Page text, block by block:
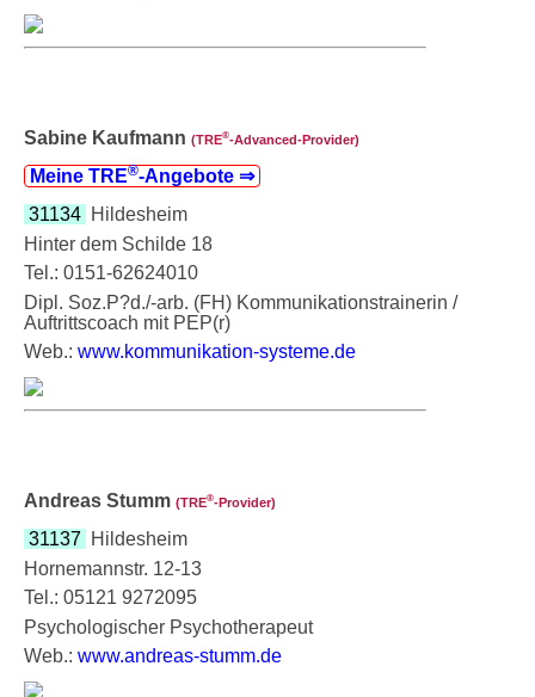
Sabine Kaufmann (TRE®‑Advanced-Provider)
Meine TRE®‑Angebote ⇒
31134 Hildesheim
Hinter dem Schilde 18
Tel.: 0151-62624010
Dipl. Soz.P?d./-arb. (FH) Kommunikationstrainerin /
Auftrittscoach mit PEP(r)
Web.: www.kommunikation-systeme.de
Andreas Stumm (TRE®‑Provider)
31137 Hildesheim
Hornemannstr. 12-13
Tel.: 05121 9272095
Psychologischer Psychotherapeut
Web.: www.andreas-stumm.de